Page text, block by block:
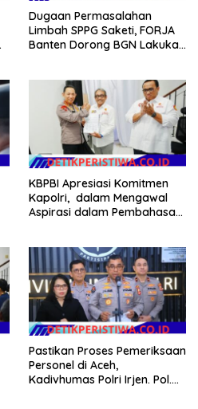
Dugaan Permasalahan
Limbah SPPG Saketi, FORJA
Banten Dorong BGN Lakukan
KBPBI Apresiasi Komitmen
Kapolri, dalam Mengawal
Aspirasi dalam Pembahasan
Pastikan Proses Pemeriksaan
Personel di Aceh,
Kadivhumas Polri Irjen. Pol.